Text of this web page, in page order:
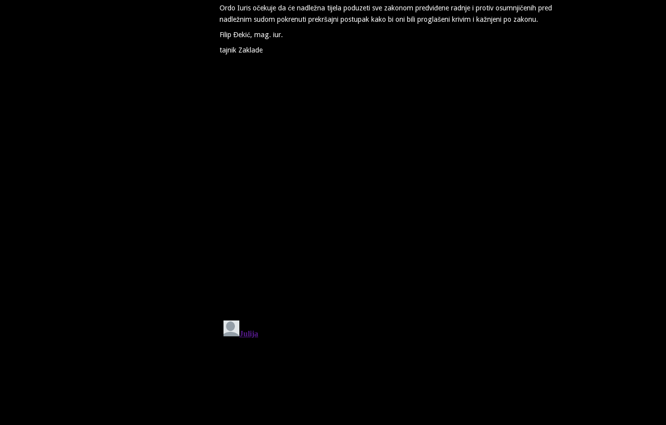
Ordo Iuris očekuje da će nadležna tijela poduzeti sve zakonom predviđene radnje i protiv osumnjičenih pred
nadležnim sudom pokrenuti prekršajni postupak kako bi oni bili proglašeni krivim i kažnjeni po zakonu.
Filip Đekić, mag. iur.
tajnik Zaklade